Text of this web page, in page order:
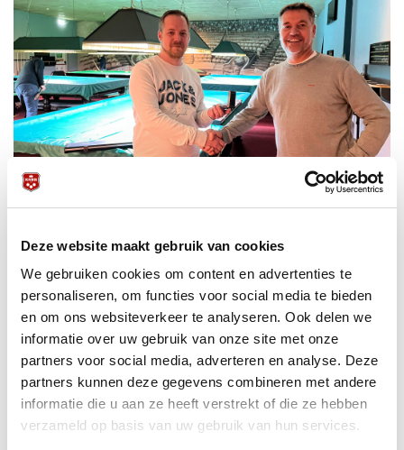
Deze website maakt gebruik van cookies
We gebruiken cookies om content en advertenties te
personaliseren, om functies voor social media te bieden
en om ons websiteverkeer te analyseren. Ook delen we
informatie over uw gebruik van onze site met onze
partners voor social media, adverteren en analyse. Deze
partners kunnen deze gegevens combineren met andere
informatie die u aan ze heeft verstrekt of die ze hebben
verzameld op basis van uw gebruik van hun services.
Tonnie Kok op archiefbeeld uit 2023, na ontvangst van de
Gouden Erespeld uit handen van Remco Wijnen
In de slotsessie won Kok eveneens van Van Dijck om de 4-
3 voor Snooker Society op het bord te zetten. De
beslissing viel toen Jansen dankzij onder meer een 62-
break afrekende met Boselie: de 5-3 was een feit, de strijd
beslist. Maas rondde nog wel zijn partij tegen Kodde
winnend af met 2-0, maar de 5-4 was enkel nog voor de
statistieken.